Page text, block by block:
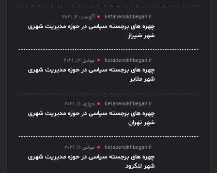
ketabenokhbegan.ir آگوست 2, 2021
چهره های برجسته سیاسی در حوزه مدیریت شهری
شهر شیراز
ketabenokhbegan.ir جولای 12, 2021
چهره های برجسته سیاسی در حوزه مدیریت شهری
شهر ملایر
ketabenokhbegan.ir جولای 11, 2021
چهره های برجسته سیاسی در حوزه مدیریت شهری
شهر تهران
ketabenokhbegan.ir جولای 11, 2021
چهره های برجسته سیاسی در حوزه مدیریت شهری
شهر لنگرود